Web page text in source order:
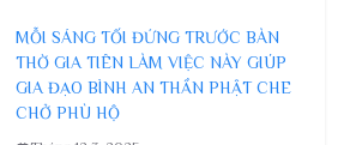
MỖI SÁNG TỐI ĐỨNG TRƯỚC BÀN
THỜ GIA TIÊN LÀM VIỆC NÀY GIÚP
GIA ĐẠO BÌNH AN THẦN PHẬT CHE
CHỞ PHÙ HỘ